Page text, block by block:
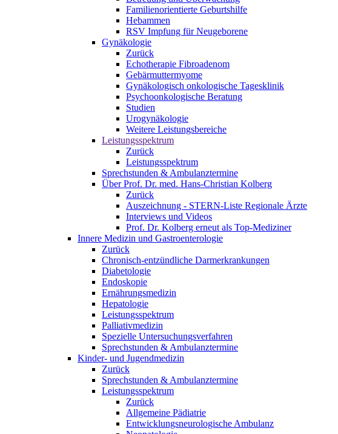
Familienorientierte Geburtshilfe
Hebammen
RSV Impfung für Neugeborene
Gynäkologie
Zurück
Echotherapie Fibroadenom
Gebärmuttermyome
Gynäkologisch onkologische Tagesklinik
Psychoonkologische Beratung
Studien
Urogynäkologie
Weitere Leistungsbereiche
Leistungsspektrum
Zurück
Leistungsspektrum
Sprechstunden & Ambulanztermine
Über Prof. Dr. med. Hans-Christian Kolberg
Zurück
Auszeichnung - STERN-Liste Regionale Ärzte
Interviews und Videos
Prof. Dr. Kolberg erneut als Top-Mediziner
Innere Medizin und Gastroenterologie
Zurück
Chronisch-entzündliche Darmerkrankungen
Diabetologie
Endoskopie
Ernährungsmedizin
Hepatologie
Leistungsspektrum
Palliativmedizin
Spezielle Untersuchungsverfahren
Sprechstunden & Ambulanztermine
Kinder- und Jugendmedizin
Zurück
Sprechstunden & Ambulanztermine
Leistungsspektrum
Zurück
Allgemeine Pädiatrie
Entwicklungsneurologische Ambulanz